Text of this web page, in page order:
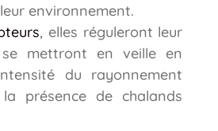
environnement.
, elles réguleront leur
mettront en veille en
du rayonnement
présence de chalands